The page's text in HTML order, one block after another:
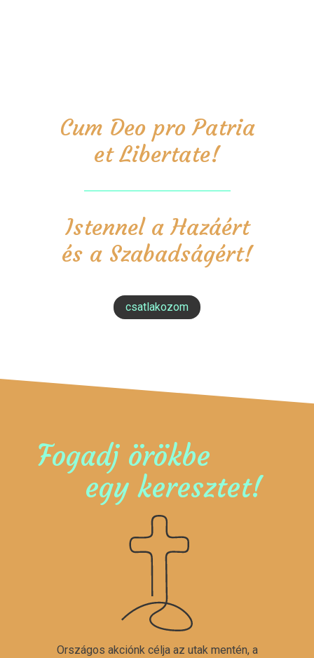
Cum Deo pro Patria
et Libertate!
Istennel a Hazáért
és a Szabadságért!
csatlakozom
Fogadj örökbe
egy keresztet!
Országos akciónk célja az utak mentén, a